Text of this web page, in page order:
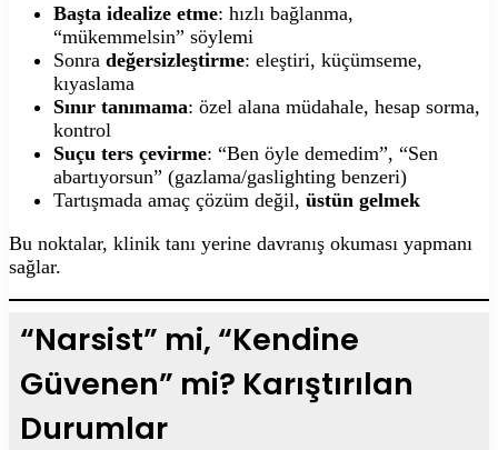
Başta idealize etme: hızlı bağlanma,
“mükemmelsin” söylemi
Sonra değersizleştirme: eleştiri, küçümseme,
kıyaslama
Sınır tanımama: özel alana müdahale, hesap sorma,
kontrol
Suçu ters çevirme: “Ben öyle demedim”, “Sen
abartıyorsun” (gazlama/gaslighting benzeri)
Tartışmada amaç çözüm değil, üstün gelmek
Bu noktalar, klinik tanı yerine davranış okuması yapmanı
sağlar.
“Narsist” mi, “Kendine
Güvenen” mi? Karıştırılan
Durumlar